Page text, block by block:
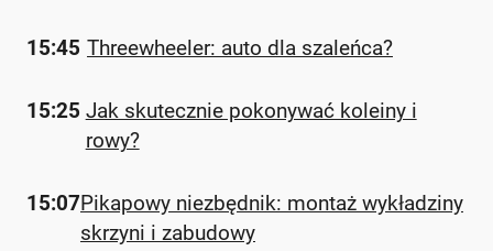
15:45 Threewheeler: auto dla szaleńca?
15:25 Jak skutecznie pokonywać koleiny i
rowy?
15:07Pikapowy niezbędnik: montaż wykładziny
skrzyni i zabudowy